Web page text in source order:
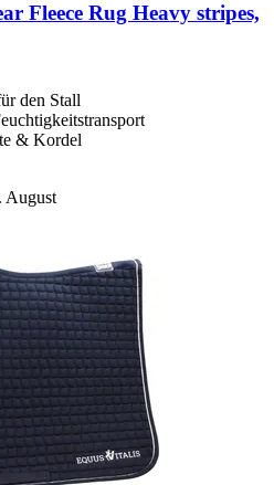
Fleece Rug Heavy stripes,
den Stall
& Kordel
August